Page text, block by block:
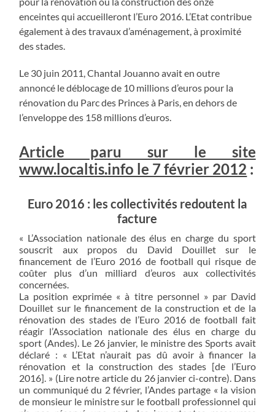
enceintes qui accueilleront l’Euro 2016. L’Etat contribue
également à des travaux d’aménagement, à proximité
des stades.
Le 30 juin 2011, Chantal Jouanno avait en outre
annoncé le déblocage de 10 millions d’euros pour la
rénovation du Parc des Princes à Paris, en dehors de
l’enveloppe des 158 millions d’euros.
Article paru sur le site
www.localtis.info le 7 février 2012 :
Euro 2016 : les collectivités redoutent la
facture
« L’Association nationale des élus en charge du sport
souscrit aux propos du David Douillet sur le
financement de l’Euro 2016 de football qui risque de
coûter plus d’un milliard d’euros aux collectivités
concernées.
La position exprimée « à titre personnel » par David
Douillet sur le financement de la construction et de la
rénovation des stades de l’Euro 2016 de football fait
réagir l’Association nationale des élus en charge du
sport (Andes). Le 26 janvier, le ministre des Sports avait
déclaré : « L’Etat n’aurait pas dû avoir à financer la
rénovation et la construction des stades [de l’Euro
2016]. » (Lire notre article du 26 janvier ci-contre). Dans
un communiqué du 2 février, l’Andes partage « la vision
de monsieur le ministre sur le football professionnel qui